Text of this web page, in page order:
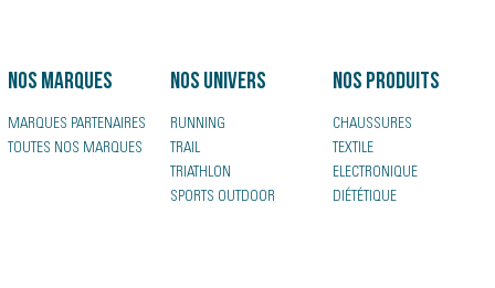
Nos marques
MARQUES PARTENAIRES
TOUTES NOS MARQUES
Nos univers
RUNNING
TRAIL
TRIATHLON
SPORTS OUTDOOR
Nos produits
CHAUSSURES
TEXTILE
ELECTRONIQUE
DIÉTÉTIQUE